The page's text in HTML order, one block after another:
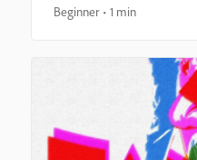
Beginner 1 min